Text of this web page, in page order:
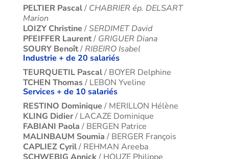
PELTIER Pascal/ CHABRIER ép. DELSART
Marion
LOIZY Christine /SERDIMET David
PFEIFFER Laurent/ GRIGUER Diana
SOURY Benoît/ RIBEIRO Isabel
Industrie + de 20 salariés
TEURQUETIL Pascal/ BOYER Delphine
TCHEN Thomas/ LEBON Yveline
Services + de 10 salariés
RESTINO Dominique / MERILLON Hélène
KLING Didier/ LACAZE Dominique
FABIANI Paola / BERGEN Patrice
MALINBAUM Soumia / BERGER François
CAPLIEZ Cyril/ REHMAN Areeba